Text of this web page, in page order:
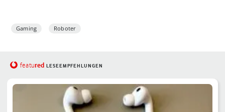
Gaming Roboter
featured LESEEMPFEHLUNGEN